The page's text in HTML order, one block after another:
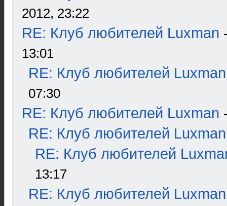
2012, 23:22
RE: Клуб любителей Luxman
13:01
RE: Клуб любителей Luxman
07:30
RE: Клуб любителей Luxman
RE: Клуб любителей Luxman
RE: Клуб любителей
13:17
RE: Клуб любителей Luxman